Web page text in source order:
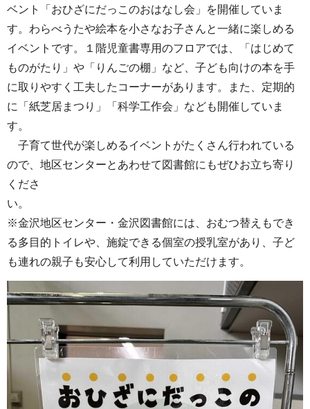
ベント「おひざにだっこのおはなし会」を開催していま
す。わらべうたや絵本を小さなお子さんと一緒に楽しめる
イベントです。１階児童書専用のフロアでは、「はじめて
ものがたり」や「りんごの棚」など、子ども向けの本を手
に取りやすく工夫したコーナーがあります。また、定期的
に「紙芝居まつり」「科学工作会」なども開催していま
す。
子育て世代が楽しめるイベントがたくさん行われている
ので、地区センターとあわせて図書館にもぜひお立ち寄り
くださ
い。
※金沢地区センター・金沢図書館には、おむつ替えもでき
る多目的トイレや、施錠できる個室の授乳室があり、子ど
も連れの親子も安心して利用していただけます。